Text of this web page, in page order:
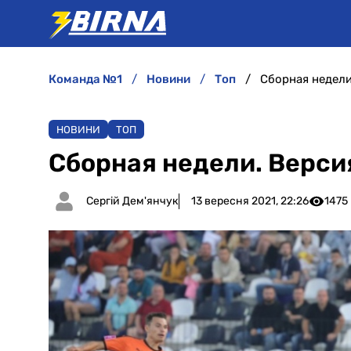
команда №1 новини топ Сборная
НОВИНИ ТОП
Сборная недели.
Сергій Дем'янчук 13 вересня 2021, 22:26 1475